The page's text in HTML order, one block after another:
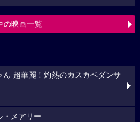
の映画一覧
超華麗！灼熱のカスカベダンサ
・メアリー